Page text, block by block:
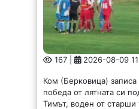
167 | 2026-08-09
Ком (Берковица) записа
победа от лятната си
Тимът, воден от старши